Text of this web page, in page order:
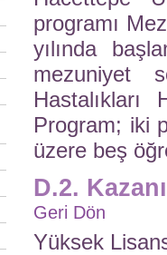
programı
yılında
mezuniyet
Hastalıkları
Program; iki
üzere beş
D.2.
Geri Dön
Yüksek